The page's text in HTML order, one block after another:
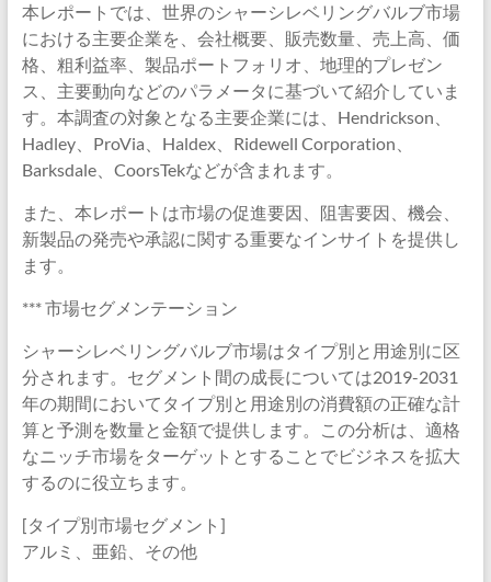
本レポートでは、世界のシャーシレベリングバルブ市場
における主要企業を、会社概要、販売数量、売上高、価
格、粗利益率、製品ポートフォリオ、地理的プレゼン
ス、主要動向などのパラメータに基づいて紹介していま
す。本調査の対象となる主要企業には、Hendrickson、
Hadley、ProVia、Haldex、Ridewell Corporation、
Barksdale、CoorsTekなどが含まれます。
また、本レポートは市場の促進要因、阻害要因、機会、
新製品の発売や承認に関する重要なインサイトを提供し
ます。
*** 市場セグメンテーション
シャーシレベリングバルブ市場はタイプ別と用途別に区
分されます。セグメント間の成長については2019-2031
年の期間においてタイプ別と用途別の消費額の正確な計
算と予測を数量と金額で提供します。この分析は、適格
なニッチ市場をターゲットとすることでビジネスを拡大
するのに役立ちます。
[タイプ別市場セグメント]
アルミ、亜鉛、その他